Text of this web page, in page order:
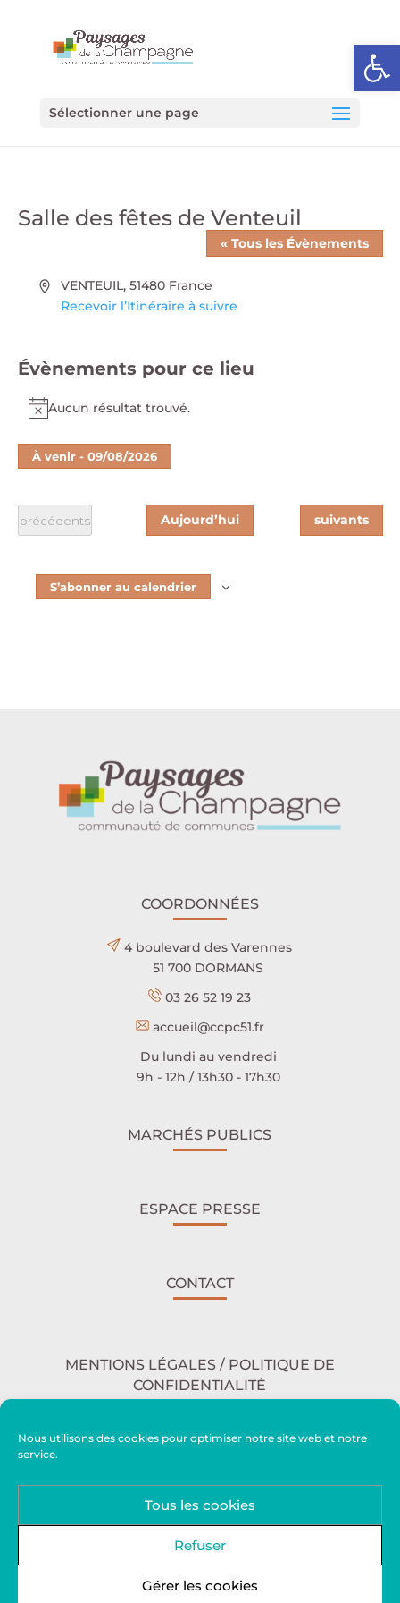
Ouvrir
Nous utilisons des cookies pour optimiser notre site web et notre
service.
Tous les cookies
Refuser
Gérer les cookies
Sélectionner une page
Salle des fêtes de Venteuil
« Tous les Évènements
Adresse
VENTEUIL, 51480 France
Recevoir l’Itinéraire à suivre
Évènements pour ce lieu
Notice
Aucun résultat trouvé.
À venir - 09/08/2026
date.
Évènements
précédents Aujourd’hui Évènements
suivants
S’abonner au calendrier
COORDONNÉES
4 boulevard des Varennes
51 700 DORMANS
03 26 52 19 23
accueil@ccpc51.fr
Du lundi au vendredi
9h - 12h / 13h30 - 17h30
MARCHÉS PUBLICS
ESPACE PRESSE
CONTACT
MENTIONS LÉGALES / POLITIQUE DE
CONFIDENTIALITÉ